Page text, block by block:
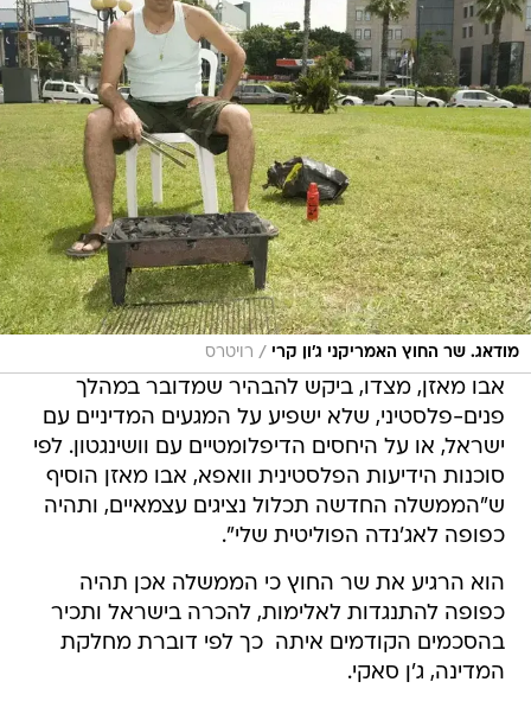
מודאג. שר החוץ האמריקני ג'ון קרי / רויטרס
אבו מאזן, מצדו, ביקש להבהיר שמדובר במהלך
פנים-פלסטיני, שלא ישפיע על המגעים המדיניים עם
ישראל, או על היחסים הדיפלומטיים עם וושינגטון. לפי
סוכנות הידיעות הפלסטינית וואפא, אבו מאזן הוסיף
ש"הממשלה החדשה תכלול נציגים עצמאיים, ותהיה
כפופה לאג'נדה הפוליטית שלי".
הוא הרגיע את שר החוץ כי הממשלה אכן תהיה
כפופה להתנגדות לאלימות, להכרה בישראל ותכיר
בהסכמים הקודמים איתה  כך לפי דוברת מחלקת
המדינה, ג'ן סאקי.